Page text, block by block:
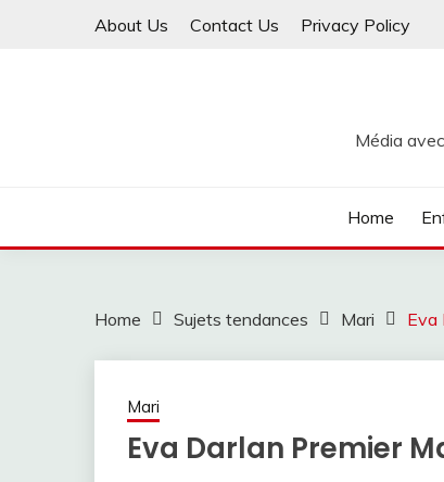
About Us Contact Us Privacy Policy
Média
Home
Home Sujets tendances Mari Eva
Mari
Eva Darlan Premier